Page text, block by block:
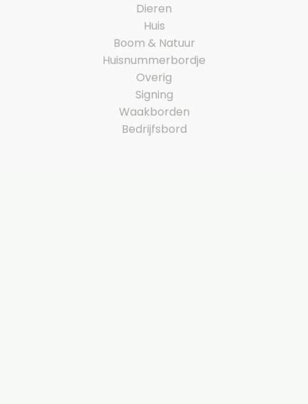
Dieren
Huis
Boom & Natuur
Huisnummerbordje
Overig
Signing
Waakborden
Bedrijfsbord